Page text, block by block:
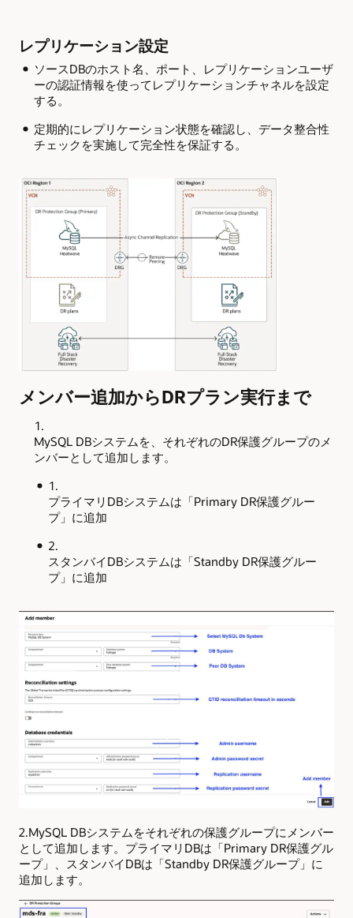
レプリケーション設定
ソースDBのホスト名、ポート、レプリケーションユーザ
ーの認証情報を使ってレプリケーションチャネルを設定
する。
定期的にレプリケーション状態を確認し、データ整合性
チェックを実施して完全性を保証する。
メンバー追加からDRプラン実行まで
MySQL DBシステムを、それぞれのDR保護グループのメ
ンバーとして追加します。
プライマリDBシステムは「Primary DR保護グルー
プ」に追加
スタンバイDBシステムは「Standby DR保護グルー
プ」に追加
2.MySQL DBシステムをそれぞれの保護グループにメンバー
として追加します。プライマリDBは「Primary DR保護グル
ープ」、スタンバイDBは「Standby DR保護グループ」に
追加します。